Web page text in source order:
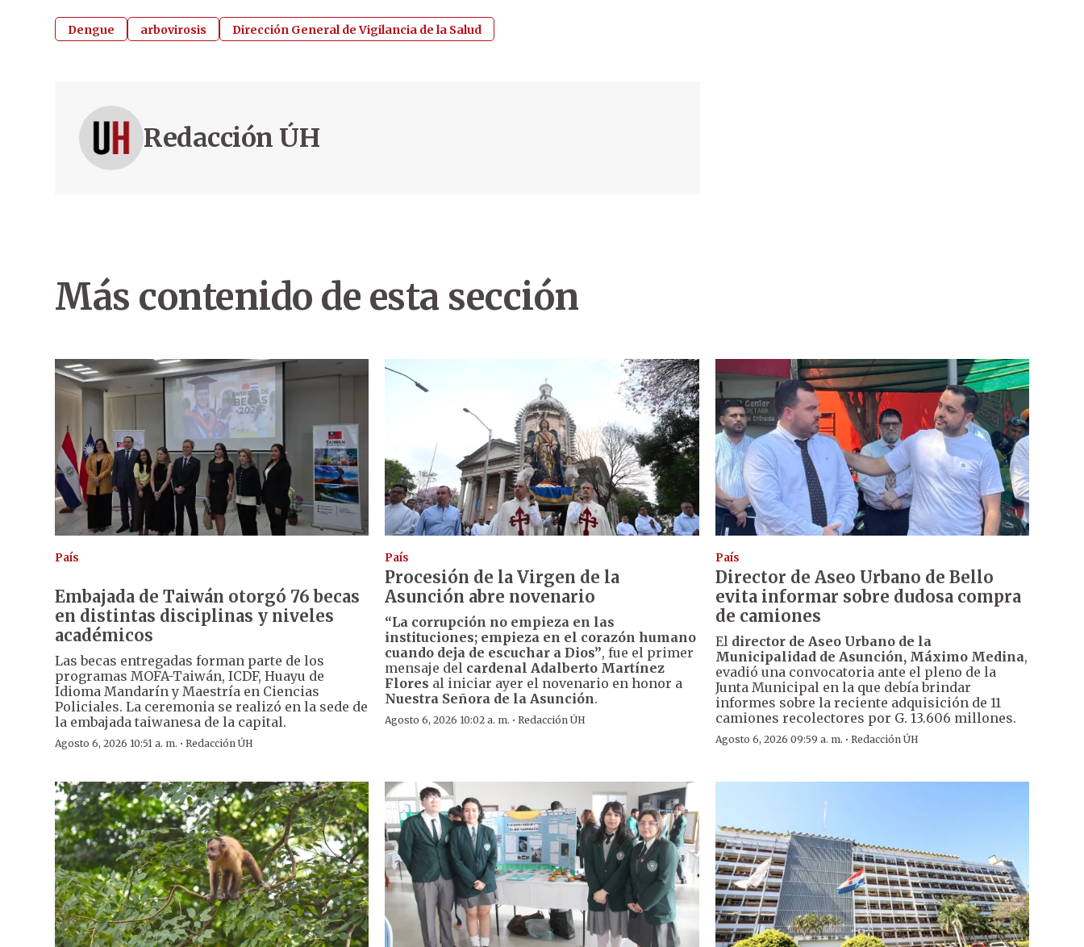
Dengue arbovirosis Dirección General de Vigilancia de la Salud
Redacción ÚH
Más contenido de esta sección
País
Embajada de Taiwán otorgó 76 becas
en distintas disciplinas y niveles
académicos
Las becas entregadas forman parte de los
programas MOFA-Taiwán, ICDF, Huayu de
Idioma Mandarín y Maestría en Ciencias
Policiales. La ceremonia se realizó en la sede de
la embajada taiwanesa de la capital.
Agosto 6, 2026 10:51 a. m. · Redacción ÚH
País
Procesión de la Virgen de la
Asunción abre novenario
“La corrupción no empieza en las
instituciones; empieza en el corazón humano
cuando deja de escuchar a Dios”, fue el primer
mensaje del cardenal Adalberto Martínez
Flores al iniciar ayer el novenario en honor a
Nuestra Señora de la Asunción.
Agosto 6, 2026 10:02 a. m. ·Redacción ÚH
País
Director de Aseo Urbano de Bello
evita informar sobre dudosa compra
de camiones
El director de Aseo Urbano de la
Municipalidad de Asunción, Máximo Medina,
evadió una convocatoria ante el pleno de la
Junta Municipal en la que debía brindar
informes sobre la reciente adquisición de 11
camiones recolectores por G. 13.606 millones.
Agosto 6, 2026 09:59 a. m. · Redacción ÚH